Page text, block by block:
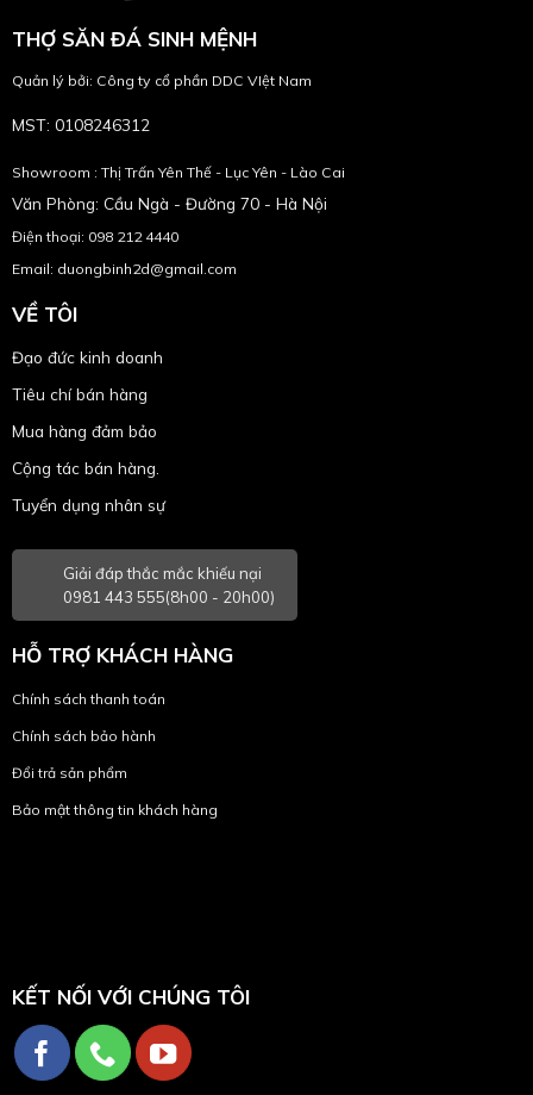
THỢ SĂN ĐÁ SINH MỆNH
Quản lý bởi: Công ty cổ phần DDC VIệt Nam
MST: 0108246312
Showroom : Thị Trấn Yên Thế - Lục Yên - Lào Cai
Văn Phòng: Cầu Ngà - Đường 70 - Hà Nội
Điện thoại: 098 212 4440
Email: duongbinh2d@gmail.com
VỀ TÔI
Đạo đức kinh doanh
Tiêu chí bán hàng
Mua hàng đảm bảo
Cộng tác bán hàng.
Tuyển dụng nhân sự
Giải đáp thắc mắc khiếu nại
0981 443 555(8h00 - 20h00)
HỖ TRỢ KHÁCH HÀNG
Chính sách thanh toán
Chính sách bảo hành
Đổi trả sản phẩm
Bảo mật thông tin khách hàng
KẾT NỐI VỚI CHÚNG TÔI